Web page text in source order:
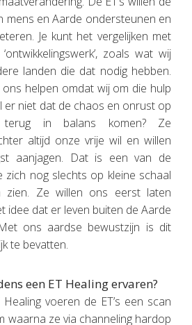
mens en Aarde ondersteunen en
Je kunt het vergelijken met
zoals wat wij
landen die dat nodig hebben.
ons helpen omdat wij om die hulp
er niet dat de chaos en onrust op
in balans komen? Ze
altijd onze vrije wil en willen
aanjagen. Dat is een van de
zich nog slechts op kleine schaal
zien. Ze willen ons eerst laten
idee dat er leven buiten de Aarde
ons aardse bewustzijn is dit
te bevatten.
een ET Healing ervaren?
voeren de ET’s een scan
waarna ze via channeling hardop